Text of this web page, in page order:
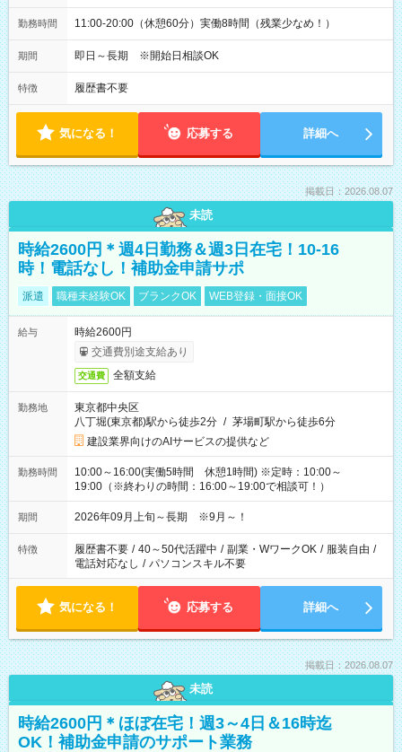
勤務時間 11:00-20:00（休憩60分）実働8時間（残業少なめ！）
期間 即日～長期 ※開始日相談OK
特徴 履歴書不要
気になる！ 応募する 詳細へ
掲載日：2026.08.07
未読
時給2600円＊週4日勤務＆週3日在宅！10-16
時！電話なし！補助金申請サポ
派遣 職種未経験OK ブランクOK WEB登録・面接OK
給与
時給2600円
交通費別途支給あり
交通費 全額支給
勤務地
東京都中央区
八丁堀(東京都)駅から徒歩2分 / 茅場町駅から徒歩6分
建設業界向けのAIサービスの提供など
勤務時間
10:00～16:00(実働5時間 休憩1時間) ※定時：10:00～
19:00（※終わりの時間：16:00～19:00で相談可！）
期間 2026年09月上旬～長期 ※9月～！
特徴 履歴書不要 / 40～50代活躍中 / 副業・WワークOK / 服装自由 /
電話対応なし / パソコンスキル不要
気になる！ 応募する 詳細へ
掲載日：2026.08.07
未読
時給2600円＊ほぼ在宅！週3～4日＆16時迄
OK！補助金申請のサポート業務